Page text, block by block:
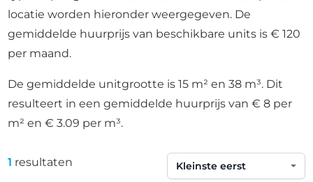
locatie worden hieronder weergegeven. De
gemiddelde huurprijs van beschikbare units is € 120
per maand.
De gemiddelde unitgrootte is 15 m² en 38 m³. Dit
resulteert in een gemiddelde huurprijs van € 8 per
m² en € 3.09 per m³.
1 resultaten
Sorteren op